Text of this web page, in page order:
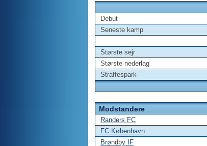
Debut
Seneste kamp
Største sejr
Største nederlag
Straffespark
Modstandere
Randers FC
FC København
Brøndby IF